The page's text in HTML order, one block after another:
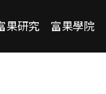
果研究 富果學院